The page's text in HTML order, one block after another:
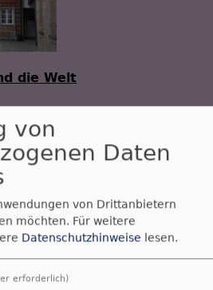
die Welt
von
Daten
von Drittanbietern
möchten. Für weitere
Datenschutzhinweise lesen.
erforderlich)